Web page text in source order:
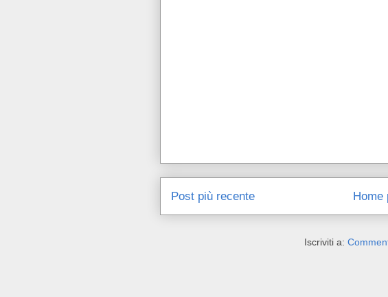
Post più recente Home
Iscriviti a: